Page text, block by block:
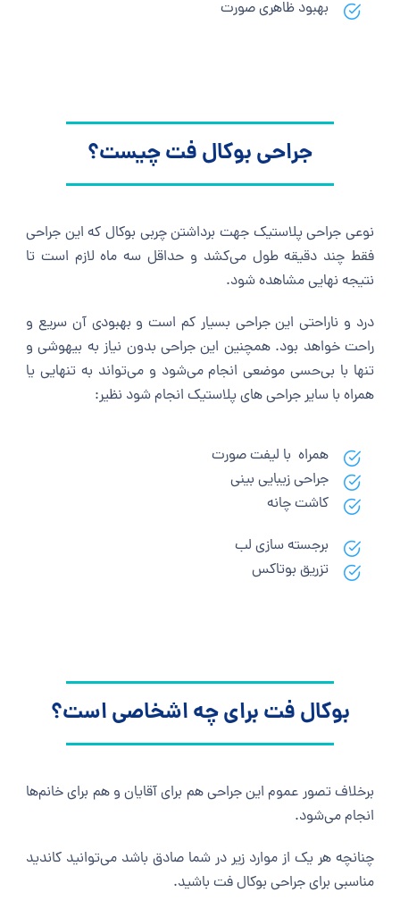
بهبود ظاهری صورت
جراحی بوکال فت چیست؟
نوعی جراحی پلاستیک جهت برداشتن چربی بوکال که این جراحی
فقط چند دقیقه طول می‌کشد و حداقل سه ماه لازم است تا
نتیجه نهایی مشاهده شود.
درد و ناراحتی این جراحی بسیار کم است و بهبودی آن سریع و
راحت خواهد بود. همچنین این جراحی بدون نیاز به بیهوشی و
تنها با بی‌حسی موضعی انجام می‌شود و می‌تواند به تنهایی یا
همراه با سایر جراحی های پلاستیک انجام شود نظیر:
همراه با لیفت صورت
جراحی زیبایی بینی
کاشت چانه
برجسته سازی لب
تزریق بوتاکس
بوکال فت برای چه اشخاصی است؟
برخلاف تصور عموم این جراحی هم برای آقایان و هم برای خانم‌ها
انجام می‌شود.
چنانچه هر یک از موارد زیر در شما صادق باشد می‌توانید کاندید
مناسبی برای جراحی بوکال فت باشید.